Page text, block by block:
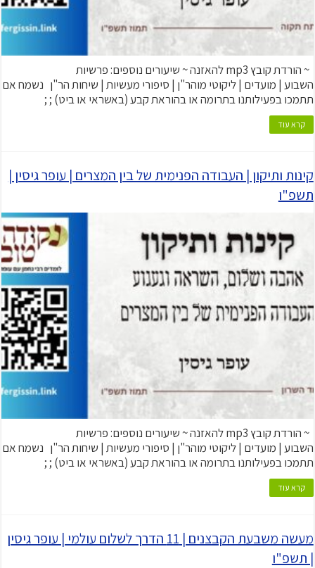
~ הורדת קובץ mp3 להאזנה ~ שיעורים נוספים: פרשיות
השבוע | מועדים | ליקוטי מוהר"ן | סיפורי מעשיות | שיחות הר"ן נשמח אם
תתמכו בפעילותנו בתרומה או בהוראת קבע (באשראי או ביט) ; ;
קרא עוד
קינות ותיקון | העבודה הפנימית של בין המצרים | עופר גיסין |
תשפ"ו
~ הורדת קובץ mp3 להאזנה ~ שיעורים נוספים: פרשיות
השבוע | מועדים | ליקוטי מוהר"ן | סיפורי מעשיות | שיחות הר"ן נשמח אם
תתמכו בפעילותנו בתרומה או בהוראת קבע (באשראי או ביט) ; ;
קרא עוד
מעשה משבעת הקבצנים | 11 הדרך לשלום עולמי | עופר גיסין
| תשפ"ו